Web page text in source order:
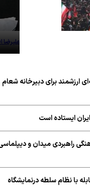
علیرضا
برای دبیرخانه شعام
است
میدان و دیپلماسی
نظام سلطه درنمایشگاه